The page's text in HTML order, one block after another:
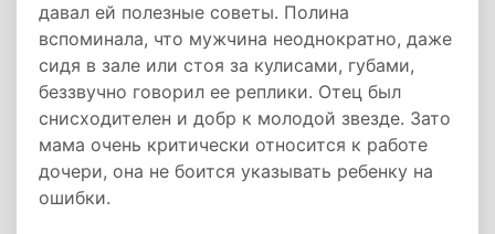
давал ей полезные советы. Полина
вспоминала, что мужчина неоднократно, даже
сидя в зале или стоя за кулисами, губами,
беззвучно говорил ее реплики. Отец был
снисходителен и добр к молодой звезде. Зато
мама очень критически относится к работе
дочери, она не боится указывать ребенку на
ошибки.